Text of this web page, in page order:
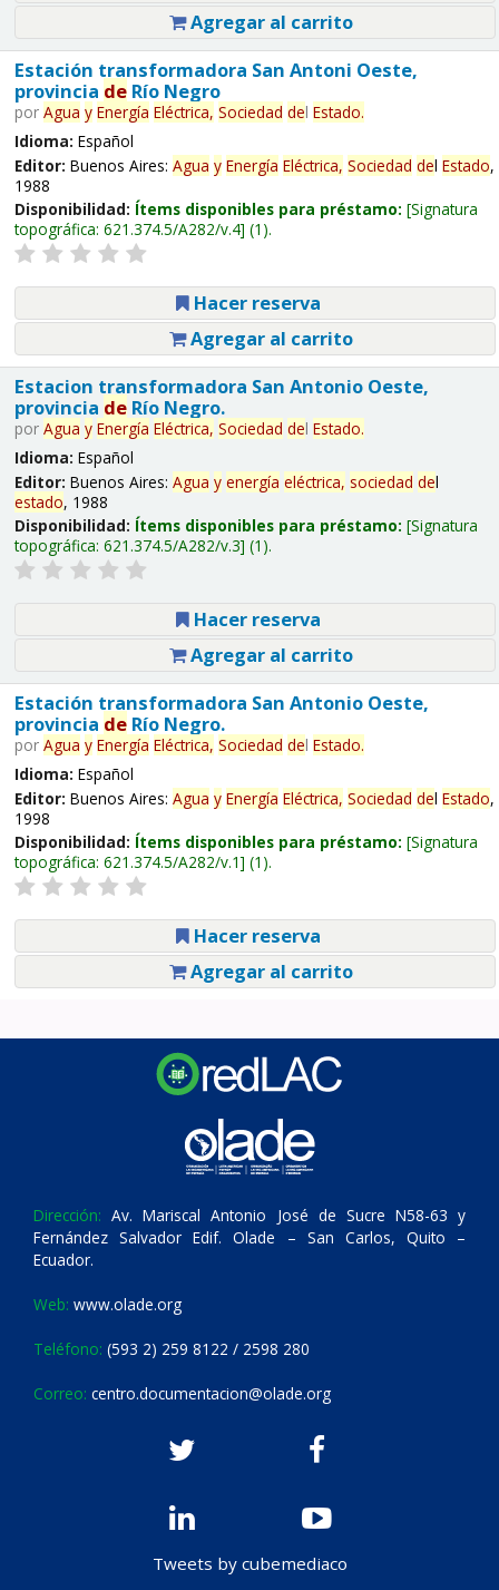
Agregar al carrito
Estación transformadora San Antoni Oeste,
provincia deRío Negro
por Agua y Energía Eléctrica, Sociedad del Estado.
Idioma: Español
Editor: Buenos Aires: Agua y Energía Eléctrica, Sociedad del Estado,
1988
Disponibilidad: Ítems disponibles para préstamo: Signatura
topográfica: 621.374.5/A282/v.4 (1).
Hacer reserva
Agregar al carrito
Estacion transformadora San Antonio Oeste,
provincia deRío Negro.
por Agua y Energía Eléctrica, Sociedad del Estado.
Idioma: Español
Editor: Buenos Aires: Agua y energía eléctrica, sociedad del
estado, 1988
Disponibilidad: Ítems disponibles para préstamo: Signatura
topográfica: 621.374.5/A282/v.3 (1).
Hacer reserva
Agregar al carrito
Estación transformadora San Antonio Oeste,
provincia deRío Negro.
por Agua y Energía Eléctrica, Sociedad del Estado.
Idioma: Español
Editor: Buenos Aires: Agua y Energía Eléctrica, Sociedad del Estado,
1998
Disponibilidad: Ítems disponibles para préstamo: Signatura
topográfica: 621.374.5/A282/v.1 (1).
Hacer reserva
Agregar al carrito
Dirección: Av. Mariscal Antonio José de Sucre N58-63 y
Fernández Salvador Edif. Olade – San Carlos, Quito –
Ecuador.
Web: www.olade.org
Teléfono: (593 2) 259 8122 / 2598 280
Correo: centro.documentacion@olade.org
Tweets by cubemediaco